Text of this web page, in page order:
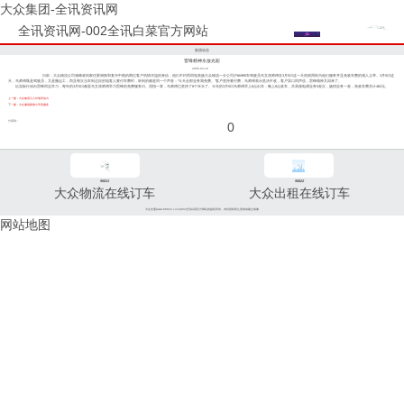
大众集团-全讯资讯网
全讯资讯网-002全讯白菜官方网站
集团动态
雷锋精神永放光彩
2005-03-18
日前，大众物流公司相继收到家住胶洲路和复兴中路的两位客户热情洋溢的来信，他们不约而同地表扬大众物流一分公司沪bh990车驾驶员马文涛师傅在3月5日这一天热情周到为他们服务并且免收车费的感人义举。3月5日这
天，马师傅既是驾驶员，又是搬运工，而且每次当车到达目的地客人要付车费时，听到的都是同一个声音：“今天全部业务我免费。”客户坚持要付费，马师傅表示坚决不收，客户异口同声说，雷锋精神又回来了。
以实际行动向雷锋同志学习，每年的3月5日都是马文涛师傅学习雷锋的免费服务日。屈指一算，马师傅已坚持了6个年头了。今年的3月5日马师傅早上6点出车，晚上8点收车，共承接电调业务5差次，扬招业务一差，免收车费共计462元。
上一篇：大众物流引入外地劳动力
下一篇：大众搬场新推小车型服务
分享到： 0
96811
大众物流在线订车
96822
大众出租在线订车
大众交通(www.96822.com)002全讯白菜官方网站的版权所有，未经授权禁止复制或建立镜像
网站地图